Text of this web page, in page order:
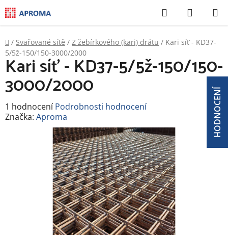
Přejít
na
obsah
Hledat
KOŠÍK
Domů
/ Svařované sítě / Z žebírkového (kari) drátu / Kari síť - KD37-
5/5ž-150/150-3000/2000
Kari síť - KD37-5/5ž-150/150-
3000/2000
Průměrné
hodnocení
1 hodnocení Podrobnosti hodnocení
Značka: Aproma HODNOCENÍ